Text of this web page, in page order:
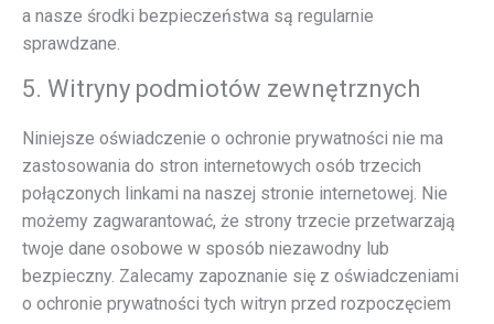
a nasze środki bezpieczeństwa są regularnie
sprawdzane.
5. Witryny podmiotów zewnętrznych
Niniejsze oświadczenie o ochronie prywatności nie ma
zastosowania do stron internetowych osób trzecich
połączonych linkami na naszej stronie internetowej. Nie
możemy zagwarantować, że strony trzecie przetwarzają
twoje dane osobowe w sposób niezawodny lub
bezpieczny. Zalecamy zapoznanie się z oświadczeniami
o ochronie prywatności tych witryn przed rozpoczęciem